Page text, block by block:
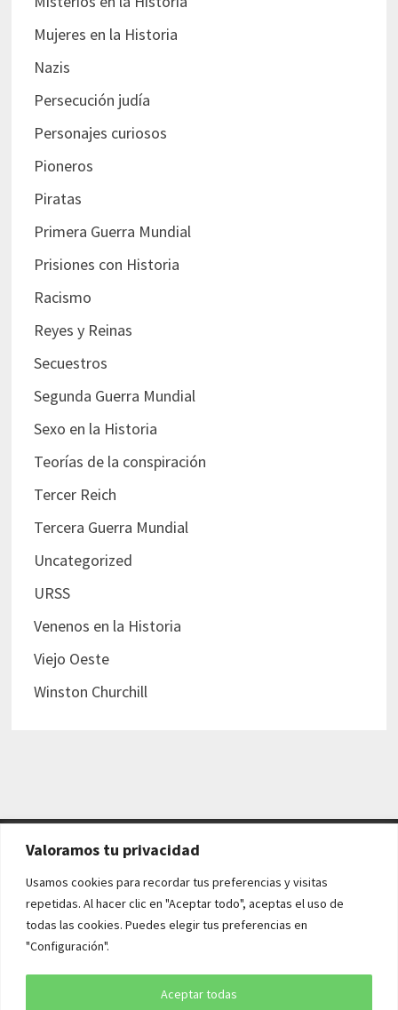
Valoramos tu privacidad
Usamos cookies para recordar tus preferencias y visitas
repetidas. Al hacer clic en "Aceptar todo", aceptas el uso de
todas las cookies. Puedes elegir tus preferencias en
"Configuración".
Aceptar todas
Mujeres en la Historia
Nazis
Persecución judía
Personajes curiosos
Pioneros
Piratas
Primera Guerra Mundial
Prisiones con Historia
Racismo
Reyes y Reinas
Secuestros
Segunda Guerra Mundial
Sexo en la Historia
Teorías de la conspiración
Tercer Reich
Tercera Guerra Mundial
Uncategorized
URSS
Venenos en la Historia
Viejo Oeste
Winston Churchill
AVISO LEGAL Y POLÍTICAS
Aviso legal
Política de cookies